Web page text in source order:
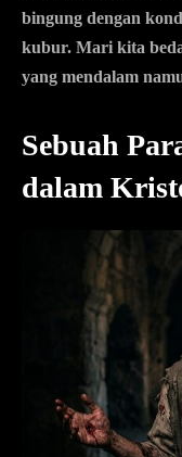
bingung dengan
kubur. Mari kita
yang mendalam
Sebuah
dalam